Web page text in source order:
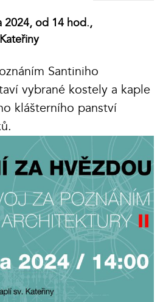
2024, od 14 hod.,
Santiniho
vybrané kostely a kaple
klášterního panství